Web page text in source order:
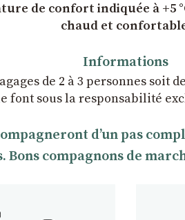
de confort indiquée à
chaud et
Informations
de 2 à 3 personnes soit
font sous la responsabilité
dʼun pas
Bons compagnons de